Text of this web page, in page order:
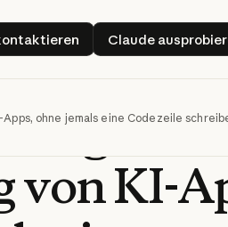
Sales kontaktieren
Claude
Claude
ohne jemals eine Codezeile
Sie
und
von KI-